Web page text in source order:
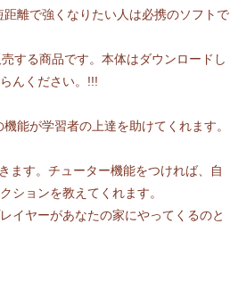
離で強くなりたい人は必携のソフトで
する商品です。本体はダウンロードし
んください。!!!
能が学習者の上達を助けてくれます。
ます。チューター機能をつければ、自
ションを教えてくれます。
イヤーがあなたの家にやってくるのと